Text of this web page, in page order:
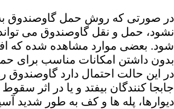
در صورتی که روش حمل گاوصندوق
نشود، حمل و نقل گاوصندوق می
شود. بعضی موارد مشاهده شده که
بدون داشتن امکانات مناسب برای
در این حالت احتمال دارد گاوصندوق
جابجا کنندگان بیفتد و یا در اثر سقوط
دیوارها، پله ها و کف به طور شدید